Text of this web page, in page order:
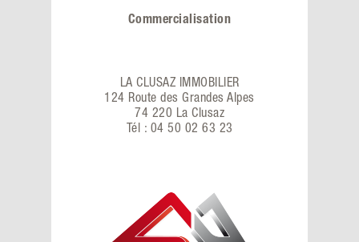
Commercialisation
LA CLUSAZ IMMOBILIER
124 Route des Grandes Alpes
74 220 La Clusaz
Tél : 04 50 02 63 23